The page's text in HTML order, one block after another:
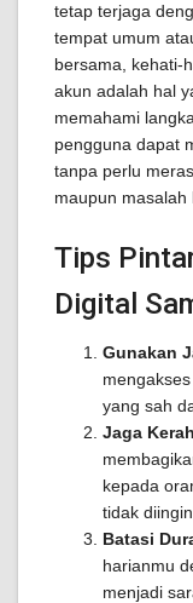
tetap terjaga
tempat umum
bersama, kehati-
akun adalah hal
memahami
pengguna dapat
tanpa perlu
maupun masalah
Tips
Digital
Gunakan
yang sah
Jaga
kepada
tidak
Batasi
harianmu
menjadi